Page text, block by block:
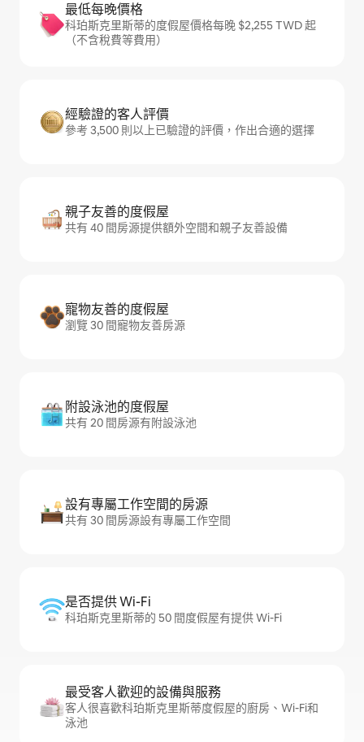
最低每晚價格
科珀斯克里斯蒂的度假屋價格每晚 $2,255 TWD 起
（不含稅費等費用）
經驗證的客人評價
參考 3,500 則以上已驗證的評價，作出合適的選擇
親子友善的度假屋
共有 40 間房源提供額外空間和親子友善設備
寵物友善的度假屋
瀏覽 30 間寵物友善房源
附設泳池的度假屋
共有 20 間房源有附設泳池
設有專屬工作空間的房源
共有 30 間房源設有專屬工作空間
是否提供 Wi-Fi
科珀斯克里斯蒂的 50 間度假屋有提供 Wi-Fi
最受客人歡迎的設備與服務
客人很喜歡科珀斯克里斯蒂度假屋的廚房、Wi-Fi和
泳池